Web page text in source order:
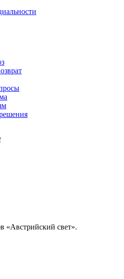
«Австрийский свет».